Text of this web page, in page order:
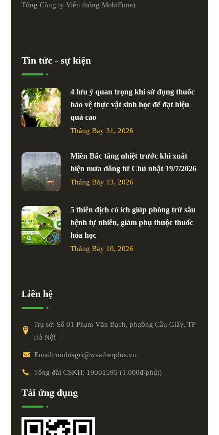
Tổng Công ty Viễn thông MobiFone)
Tin tức - sự kiện
4 lưu ý quan trọng khi sử dụng thuốc
bảo vệ thực vật sinh học để đạt hiệu
quả cao
Tháng Bảy 31, 2026
Miền Bắc tăng nhiệt trước khi xuất
hiện mưa dông từ Chủ nhật 19/7/2026
Tháng Bảy 13, 2026
5 thiên địch có ích giúp phòng trừ sâu
bệnh tự nhiên, giảm phụ thuộc thuốc
hóa học
Tháng Bảy 10, 2026
Liên hệ
Trụ sở: Số 01 Phạm Văn Bạch, phường Cầu Giấy, TP
Hà Nội
Email: mobiagri@weatherplus.vn
Tổng đài CSKH: 19001595 (1.000đ/phút)
Tải ứng dụng